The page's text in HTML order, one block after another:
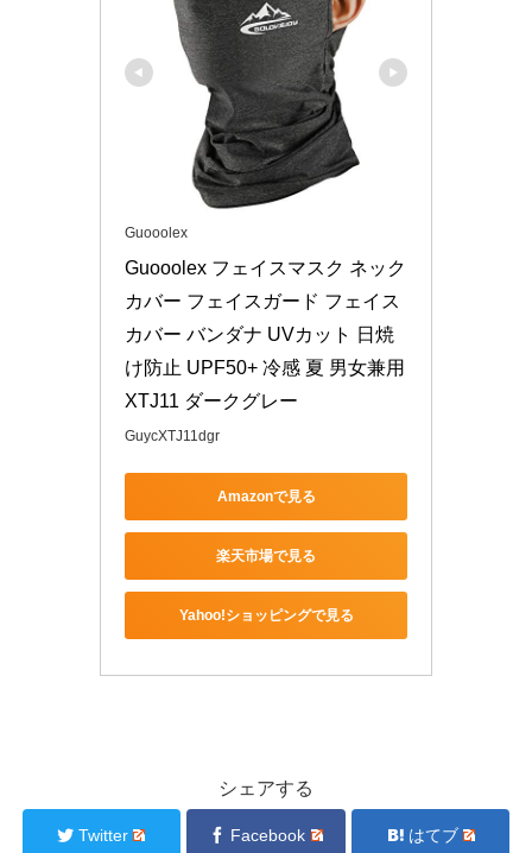
Guooolex
Guooolex フェイスマスク ネック
カバー フェイスガード フェイス
カバー バンダナ UVカット 日焼
け防止 UPF50+ 冷感 夏 男女兼用
XTJ11 ダークグレー
GuycXTJ11dgr
Amazonで見る
楽天市場で見る
Yahoo!ショッピングで見る
シェアする
Twitter Facebook はてブ